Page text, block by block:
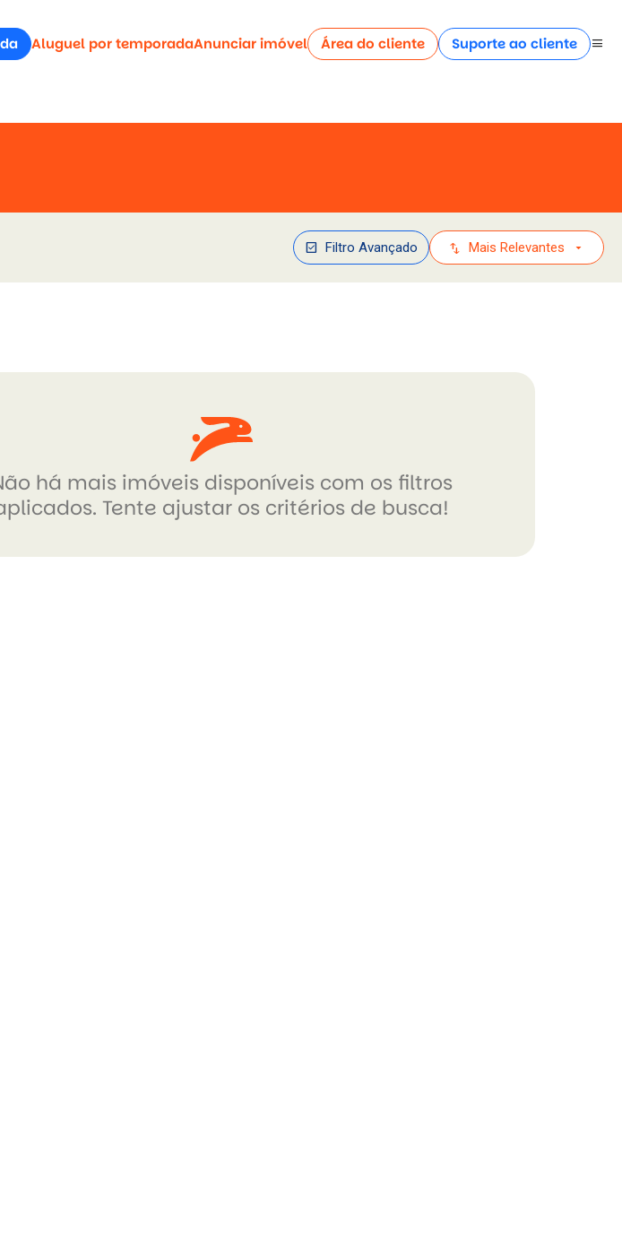
Aluguel por temporadaAnunciar imóvel Área do cliente Suporte ao cliente menu
check_box Filtro Avançado swap_vert Mais Relevantes arrow_drop_down
há mais imóveis disponíveis com os filtros
Tente ajustar os critérios de busca!